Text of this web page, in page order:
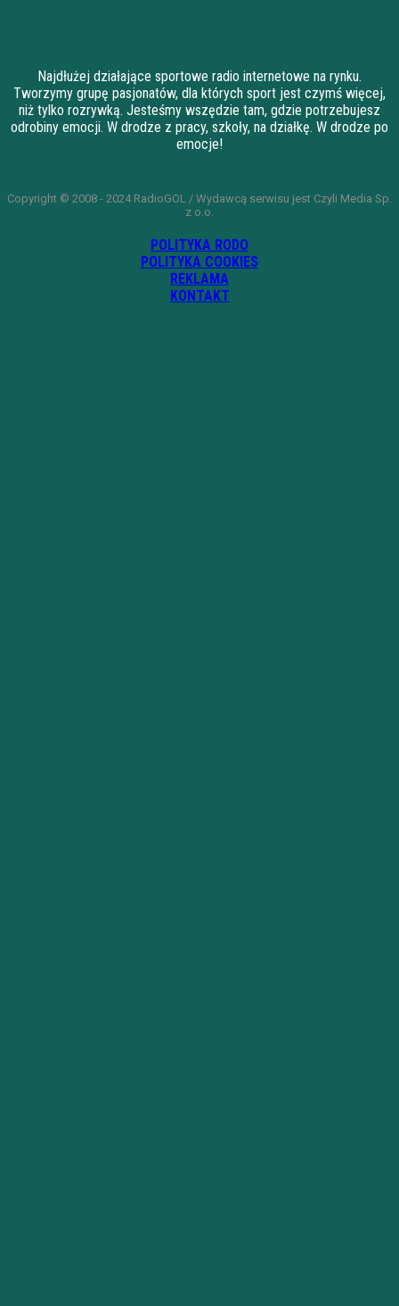
Najdłużej działające sportowe radio internetowe na rynku.
Tworzymy grupę pasjonatów, dla których sport jest czymś więcej,
niż tylko rozrywką. Jesteśmy wszędzie tam, gdzie potrzebujesz
odrobiny emocji. W drodze z pracy, szkoły, na działkę. W drodze po
emocje!
Copyright © 2008 - 2024 RadioGOL / Wydawcą serwisu jest Czyli Media Sp.
z o.o.
POLITYKA RODO
POLITYKA COOKIES
REKLAMA
KONTAKT